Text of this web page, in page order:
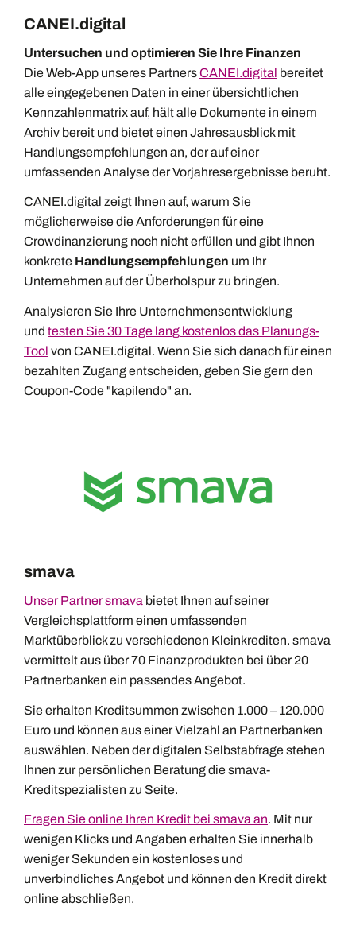
CANEI.digital
Untersuchen und optimieren Sie Ihre Finanzen
Die Web-App unseres PartnersCANEI.digital bereitet
alle eingegebenen Daten in einer übersichtlichen
Kennzahlenmatrix auf, hält alle Dokumente in einem
Archiv bereit und bietet einen Jahresausblick mit
Handlungsempfehlungen an, der auf einer
umfassenden Analyse der Vorjahresergebnisse beruht.
CANEI.digital zeigt Ihnen auf, warum Sie
möglicherweise die Anforderungen für eine
Crowdinanzierung noch nicht erfüllen und gibt Ihnen
konkrete Handlungsempfehlungen um Ihr
Unternehmen auf der Überholspur zu bringen.
Analysieren Sie Ihre Unternehmensentwicklung
und testen Sie 30 Tage lang kostenlos das Planungs-
Tool von CANEI.digital. Wenn Sie sich danach für einen
bezahlten Zugang entscheiden, geben Sie gern den
Coupon-Code "kapilendo" an.
smava
Unser Partner smava bietet Ihnen auf seiner
Vergleichsplattform einen umfassenden
Marktüberblick zu verschiedenen Kleinkrediten. smava
vermittelt aus über 70 Finanzprodukten bei über 20
Partnerbanken ein passendes Angebot.
Sie erhalten Kreditsummen zwischen 1.000 – 120.000
Euro und können aus einer Vielzahl an Partnerbanken
auswählen. Neben der digitalen Selbstabfrage stehen
Ihnen zur persönlichen Beratung die smava-
Kreditspezialisten zu Seite.
Fragen Sie online Ihren Kredit bei smava an. Mit nur
wenigen Klicks und Angaben erhalten Sie innerhalb
weniger Sekunden ein kostenloses und
unverbindliches Angebot und können den Kredit direkt
online abschließen.